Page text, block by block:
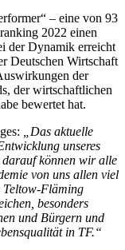
– eine von 93
2022 einen
der Dynamik erreicht
Deutschen Wirtschaft
der
der wirtschaftlichen
bewertet hat.
„Das aktuelle
unseres
darauf können wir alle
von uns allen viel
Teltow-Fläming
besonders
und Bürgern und
in TF.“